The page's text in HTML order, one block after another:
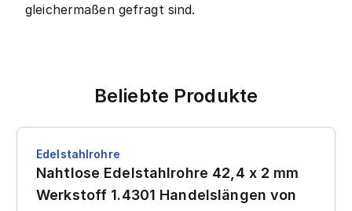
gleichermaßen gefragt sind.
Beliebte Produkte
Edelstahlrohre
Nahtlose Edelstahlrohre 42,4 x 2 mm
Werkstoff 1.4301 Handelslängen von